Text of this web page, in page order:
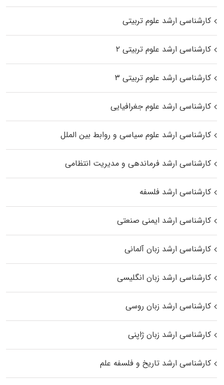
کارشناسی ارشد علوم تربیتی
کارشناسی ارشد علوم تربیتی ۲
کارشناسی ارشد علوم تربیتی ۳
کارشناسی ارشد علوم جغرافیایی
کارشناسی ارشد علوم سیاسی و روابط بین الملل
کارشناسی ارشد فرماندهی و مدیریت انتظامی
کارشناسی ارشد فلسفه
کارشناسی ارشد ایمنی صنعتی
کارشناسی ارشد زبان آلمانی
کارشناسی ارشد زبان انگلیسی
کارشناسی ارشد زبان روسی
کارشناسی ارشد زبان ژاپنی
کارشناسی ارشد تاریخ و فلسفه علم